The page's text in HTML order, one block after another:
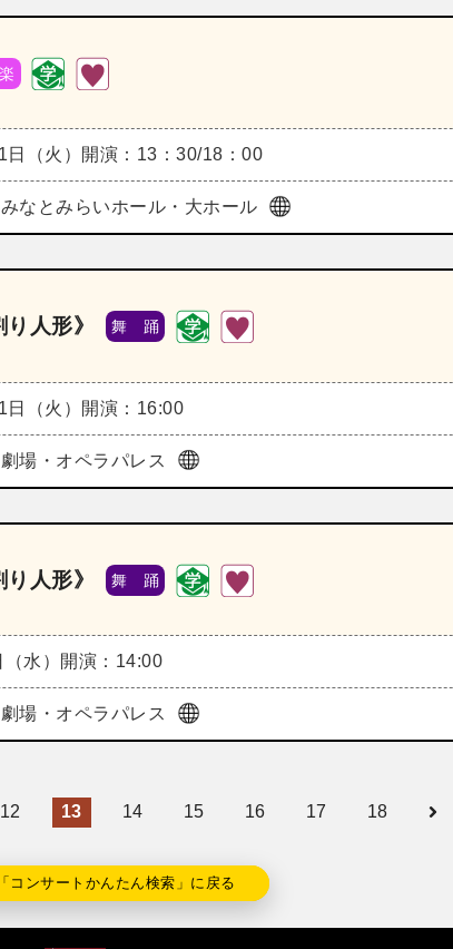
（火） 開演：13：30/18：00
なとみらいホール・大ホール
人形》 舞 踊
（火） 開演：16:00
場・オペラパレス
人形》 舞 踊
水） 開演：14:00
場・オペラパレス
12 13 14 15 16 17 18
コンサートかんたん検索」に戻る